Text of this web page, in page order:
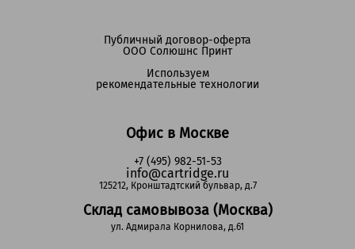
Офис в Москве
+7 (495) 982-51-53
info@cartridge.ru
125212, Кронштадтский бульвар, д.7
Склад самовывоза (Москва)
ул. Адмирала Корнилова, д.61
Публичный договор-оферта
ООО Солюшнс Принт
Используем
рекомендательные технологии